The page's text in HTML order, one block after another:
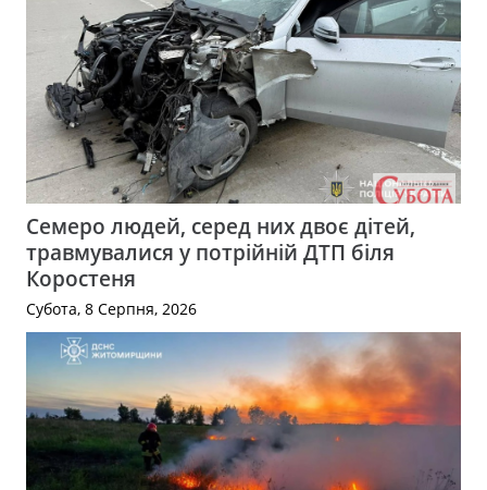
Семеро людей, серед них двоє дітей,
травмувалися у потрійній ДТП біля
Коростеня
Субота, 8 Серпня, 2026